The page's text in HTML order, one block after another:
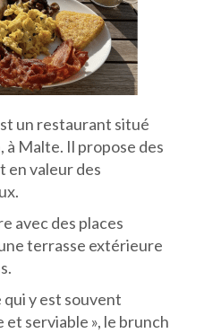
un restaurant situé
à Malte. Il propose des
en valeur des
avec des places
terrasse extérieure
qui y est souvent
serviable », le brunch